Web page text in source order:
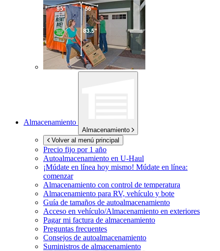
Almacenamiento
Almacenamiento
Volver al menú principal
Precio fijo por 1 año
Autoalmacenamiento en U-Haul
¡Múdate en línea hoy mismo! Múdate en línea:
comenzar
Almacenamiento con control de temperatura
Almacenamiento para RV, vehículo y bote
Guía de tamaños de autoalmacenamiento
Acceso en vehículo/Almacenamiento en exteriores
Pagar mi factura de almacenamiento
Preguntas frecuentes
Consejos de autoalmacenamiento
Suministros de almacenamiento